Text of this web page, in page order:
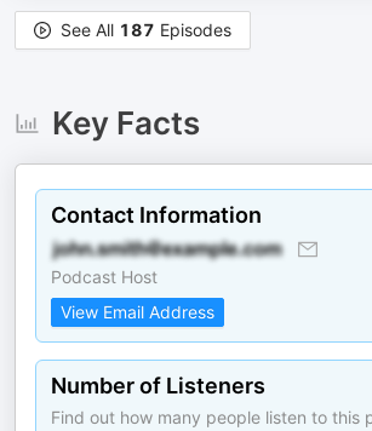
See All 187 Episodes
Key Facts
Contact Information
Podcast Host
View Email Address
Number of Listeners
Find out how many people listen to this